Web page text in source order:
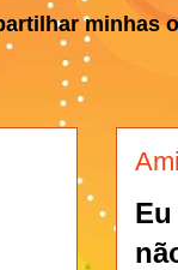
minhas